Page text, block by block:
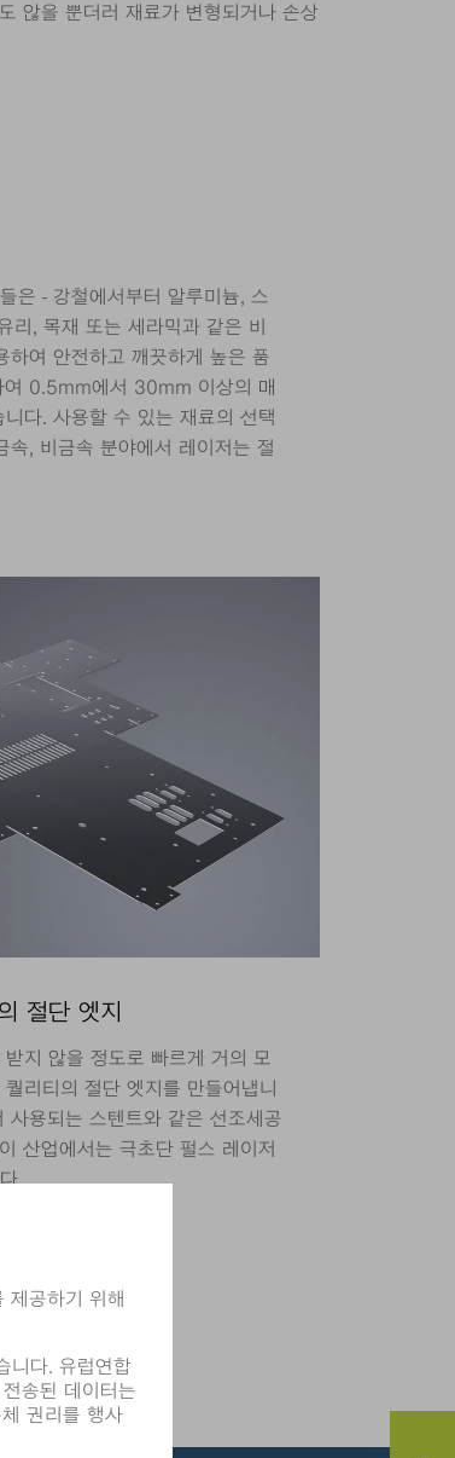
않을 뿐더러 재료가 변형되거나 손상
은 - 강철에서부터 알루미늄, 스
리, 목재 또는 세라믹과 같은 비
하여 안전하고 깨끗하게 높은 품
여 0.5mm에서 30mm 이상의 매
다. 사용할 수 있는 재료의 선택
, 비금속 분야에서 레이저는 절
절단 엣지
지 않을 정도로 빠르게 거의 모
리티의 절단 엣지를 만들어냅니
용되는 스텐트와 같은 선조세공
산업에서는 극초단 펄스 레이저
.